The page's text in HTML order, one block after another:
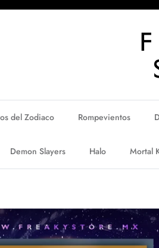
del Zodiaco Rompevientos
Demon Slayers Halo Mortal